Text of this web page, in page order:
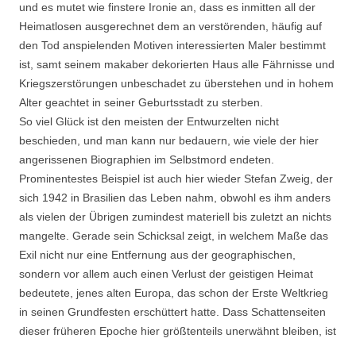
und es mutet wie finstere Ironie an, dass es inmitten all der
Heimatlosen ausgerechnet dem an verstörenden, häufig auf
den Tod anspielenden Motiven interessierten Maler bestimmt
ist, samt seinem makaber dekorierten Haus alle Fährnisse und
Kriegszerstörungen unbeschadet zu überstehen und in hohem
Alter geachtet in seiner Geburtsstadt zu sterben.
So viel Glück ist den meisten der Entwurzelten nicht
beschieden, und man kann nur bedauern, wie viele der hier
angerissenen Biographien im Selbstmord endeten.
Prominentestes Beispiel ist auch hier wieder Stefan Zweig, der
sich 1942 in Brasilien das Leben nahm, obwohl es ihm anders
als vielen der Übrigen zumindest materiell bis zuletzt an nichts
mangelte. Gerade sein Schicksal zeigt, in welchem Maße das
Exil nicht nur eine Entfernung aus der geographischen,
sondern vor allem auch einen Verlust der geistigen Heimat
bedeutete, jenes alten Europa, das schon der Erste Weltkrieg
in seinen Grundfesten erschüttert hatte. Dass Schattenseiten
dieser früheren Epoche hier größtenteils unerwähnt bleiben, ist